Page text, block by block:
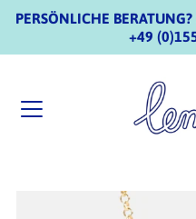
PERSÖNLICHE
+49